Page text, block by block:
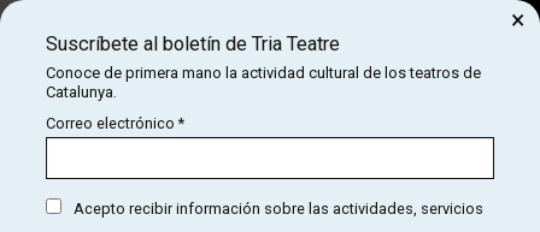
Buscar
CARTELERA
HI HAURÀ UN SETEMBRE PER TOTHOM
Suscríbete al boletín de Tria Teatre
Conoce de primera mano la actividad cultural de los teatros de
Catalunya.
Correo electrónico*
Acepto recibir información sobre las actividades, servicios
×